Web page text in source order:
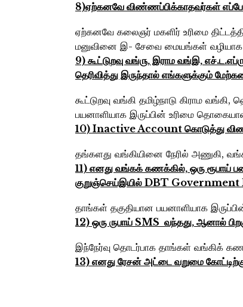
8)ஏற்கனவே விண்ணப்பிக்காதவர்கள்‌
ஏற்கனவே கலைஞர் மகளிர் உரிமை
மனுவினை இ- சேவை மையங்கள்
9) கூட்டுறவு வங்‌௫, இராம வங்‌இ,
தெரிவித்து இருந்தால்‌ எங்களுக்கும்‌
கூட்டுறவு வங்கி தமிழ்நாடு கிராம
பயனாளியாக இருப்பின் உரிமை
10) Inactive Account கொடுத்து
தங்களது வங்கியினை நேரில் அணுகி,
11) எனது வங்கக்‌ கணக்கில்‌, ஒரு ரூபாய்‌
குறுஞ்செய்இயில்‌ DBT Government
தாங்கள் தகுதியான பயனாளியாக
12) ஒரு ருபாய்‌ SMS வந்தது, ஆனால்‌
இந்நேர்வு தொடர்பாக தாங்கள் வங்கிக்
13) எனது ரேசன்‌ அட்டை வறுமை